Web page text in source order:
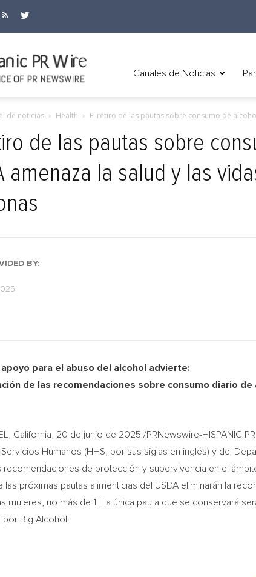
Canales de Noticias
de noticias Health El retiro de las pautas sobre consumo de
de las pautas sobre
amenaza la salud y las
BY:
apoyo para el abuso del alcohol advierte:
de las recomendaciones sobre consumo diario
California 20 de junio de 2025 /PRNewswire-HISPANIC
Humanos (HHS, por sus siglas en inglés) y del
recomendaciones de protección y supervivencia en el
las próximas pautas alimenticias del USDA eliminarán la
mujeres, no más de 1. La única pauta que se conservará
Big Alcohol.